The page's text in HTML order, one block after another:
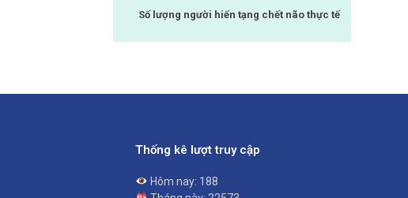
Số lượng người hiến tạng chết não thực tế
Thống kê lượt truy cập
Hôm nay: 188